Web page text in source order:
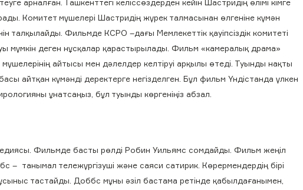
арналған. Ташкенттегі келіссөздерден кейін Шастридің өлімі кімге
Комитет мүшелері Шастридің жүрек талмасынан өлгеніне күмән
талқылайды. Фильмде КСРО –дағы Мемлекеттік қауіпсіздік комитеті
мүмкін деген нұсқалар қарастырылады. Фильм «камералық драма»
мүшелерінің айтысы мен дәлелдер келтіруі арқылы өтеді. Туынды нақты
айтқан күмәнді деректерге негізделген. Бұл фильм Үндістанда үлкен
ұнатсаңыз, бұл туынды көргеніңіз абзал.
Фильмде басты рөлді Робин Уильямс сомдайды. Фильм жеңіл
– танымал тележүргізуші және саяси сатирик. Көрермендердің бірі
тастайды. Доббс мұны әзіл бастама ретінде қабылдағанымен,